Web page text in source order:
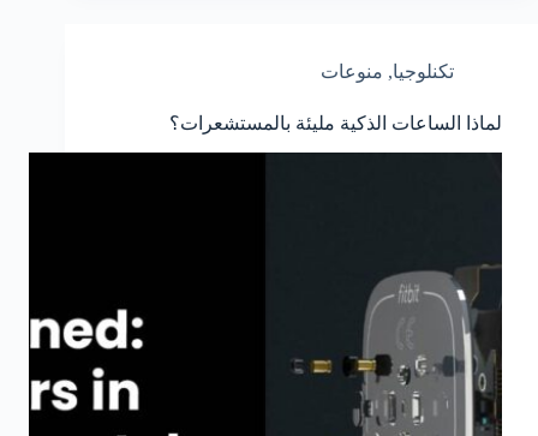
تكنلوجيا, منوعات
لماذا الساعات الذكية مليئة بالمستشعرات؟